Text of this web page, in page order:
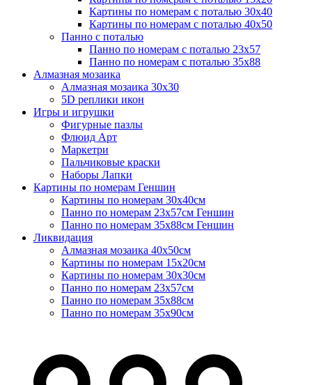
Картины по номерам с поталью 30х40
Картины по номерам с поталью 40х50
Панно с поталью
Панно по номерам с поталью 23х57
Панно по номерам с поталью 35х88
Алмазная мозаика
Алмазная мозаика 30х30
5D реплики икон
Игры и игрушки
Фигурные пазлы
Флюид Арт
Маркетри
Пальчиковые краски
Наборы Лапки
Картины по номерам Геншин
Картины по номерам 30х40см
Панно по номерам 23х57см Геншин
Панно по номерам 35х88см Геншин
Ликвидация
Алмазная мозаика 40х50см
Картины по номерам 15х20см
Картины по номерам 30х30см
Панно по номерам 23х57см
Панно по номерам 35х88см
Панно по номерам 35х90см